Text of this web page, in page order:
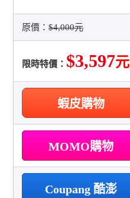
原價：$4,000元
限時特價： $3,597元
蝦皮購物
MOMO購物
Coupang 酷澎